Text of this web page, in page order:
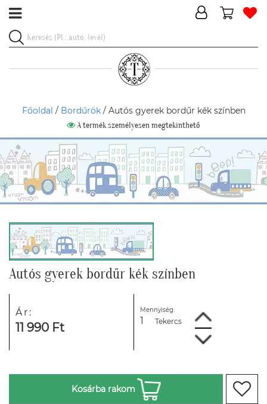
Főoldal / Bordűrök/ Autós gyerek bordűr kék színben
A termék személyesen megtekinthető
Autós gyerek bordűr kék színben
Ár:
11 990 Ft
Mennyiség:
Tekercs
Kosárba rakom